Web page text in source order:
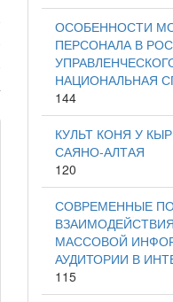
ОСОБЕННОСТИ
ПЕРСОНАЛА В
НАЦИОНАЛЬНАЯ
144
КУЛЬТ КОНЯ У
САЯНО-АЛТАЯ
120
СОВРЕМЕННЫЕ
МАССОВОЙ
АУДИТОРИИ В
115